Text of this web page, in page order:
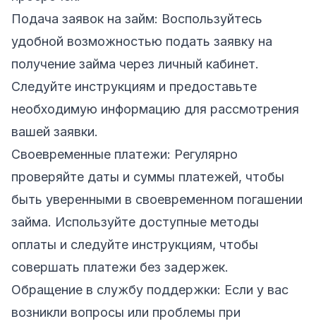
Подача заявок на займ: Воспользуйтесь
удобной возможностью подать заявку на
получение займа через личный кабинет.
Следуйте инструкциям и предоставьте
необходимую информацию для рассмотрения
вашей заявки.
Своевременные платежи: Регулярно
проверяйте даты и суммы платежей, чтобы
быть уверенными в своевременном погашении
займа. Используйте доступные методы
оплаты и следуйте инструкциям, чтобы
совершать платежи без задержек.
Обращение в службу поддержки: Если у вас
возникли вопросы или проблемы при